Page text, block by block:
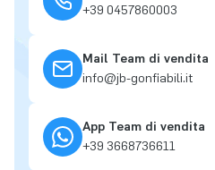
+39 0457860003
Mail Team di vendita
info@jb-gonfiabili.it
App Team di vendita
+39 3668736611